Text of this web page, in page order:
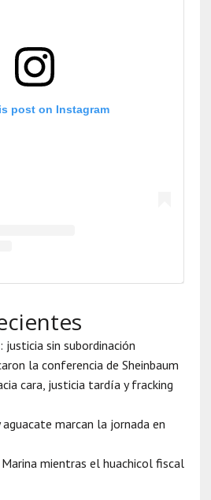
post on Instagram
justicia sin subordinación
la conferencia de Sheinbaum
cara, justicia tardía y fracking
marcan la jornada en
mientras el huachicol fiscal